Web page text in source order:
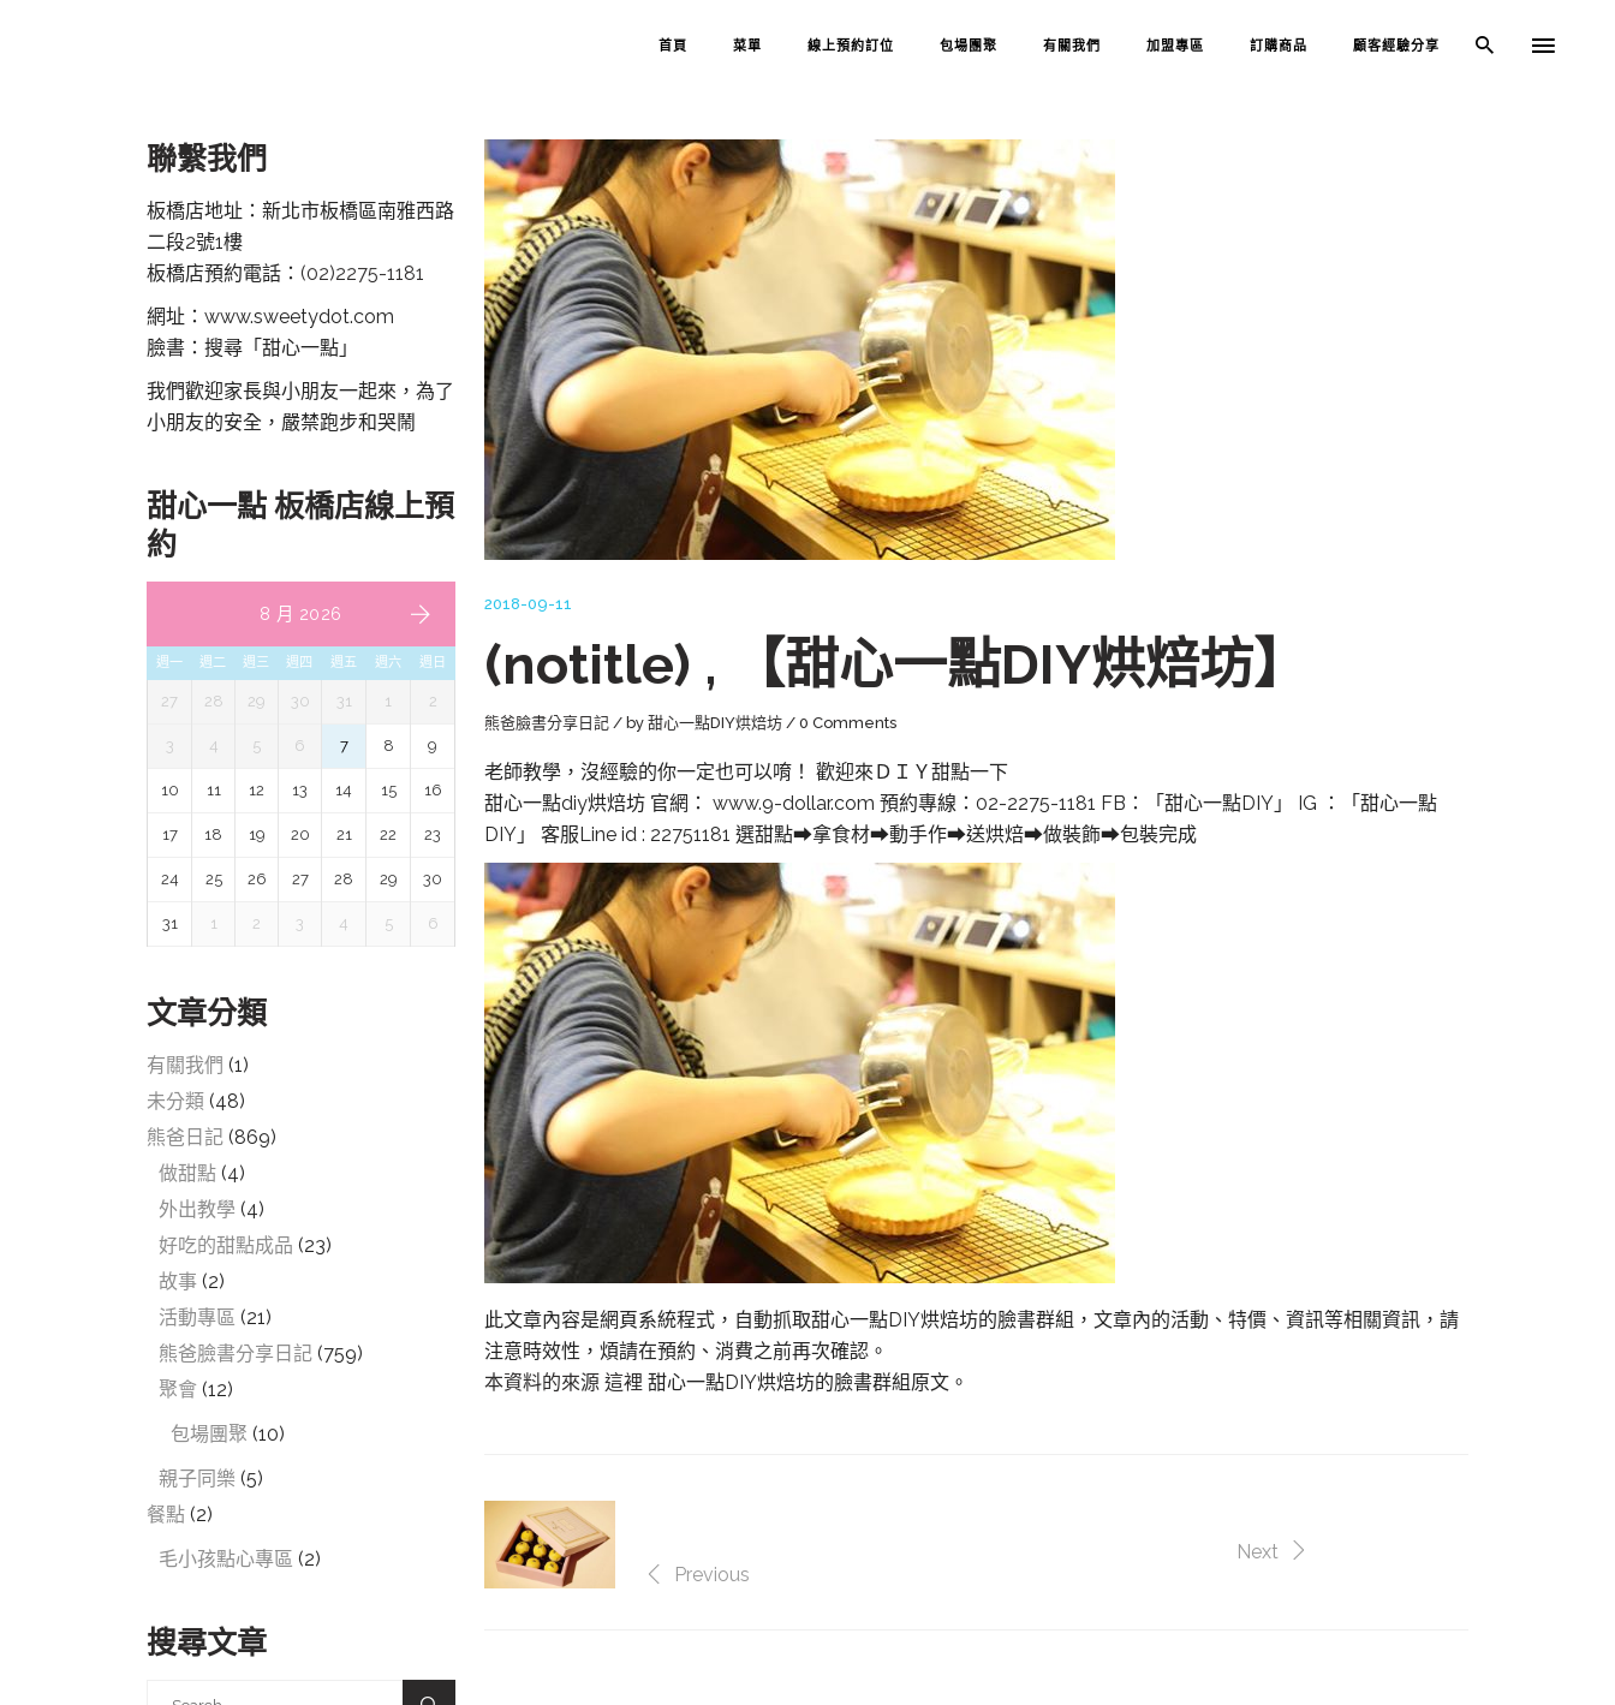
首頁 菜單 線上預約訂位 包場團聚 有關我們 加盟專區 訂購商品 顧客經驗分享
2018-09-11
(notitle) , 【甜心一點DIY烘焙坊】
熊爸臉書分享日記 by 甜心一點DIY烘焙坊 0 Comments
老師教學，沒經驗的你一定也可以唷！ 歡迎來ＤＩＹ甜點一下
甜心一點diy烘焙坊 官網： www.9-dollar.com 預約專線：02-2275-1181 FB：「甜心一點DIY」 IG ：「甜心一點
DIY」 客服Line id : 22751181 選甜點➡拿食材➡動手作➡送烘焙➡做裝飾➡包裝完成
此文章內容是網頁系統程式，自動抓取甜心一點DIY烘焙坊的臉書群組，文章內的活動、特價、資訊等相關資訊，請
注意時效性，煩請在預約、消費之前再次確認。
本資料的來源 這裡 甜心一點DIY烘焙坊的臉書群組原文。
Previous
Next
聯繫我們
板橋店地址：新北市板橋區南雅西路
二段2號1樓
板橋店預約電話： (02)2275-1181
網址：www.sweetydot.com
臉書：搜尋「甜心一點」
我們歡迎家長與小朋友一起來，為了
小朋友的安全，嚴禁跑步和哭鬧
甜心一點 板橋店線上預
約
8 月 2026
週一 週二 週三 週四 週五 週六 週日
27 28 29 30 31 1 2
3 4 5 6 7 8 9
10 11 12 13 14 15 16
17 18 19 20 21 22 23
24 25 26 27 28 29 30
31 1 2 3 4 5 6
文章分類
有關我們 (1)
未分類 (48)
熊爸日記 (869)
做甜點 (4)
外出教學 (4)
好吃的甜點成品 (23)
故事 (2)
活動專區 (21)
熊爸臉書分享日記 (759)
聚會 (12)
包場團聚 (10)
親子同樂 (5)
餐點 (2)
毛小孩點心專區 (2)
搜尋文章